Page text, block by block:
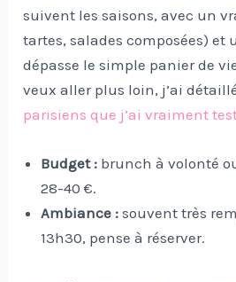
suivent les saisons, avec un
tartes, salades composées) et
dépasse le simple panier de
veux aller plus loin, j’ai
parisiens que j’ai vraiment
Budget : brunch à volonté
28-40 €.
Ambiance : souvent très
13h30, pense à réserver.